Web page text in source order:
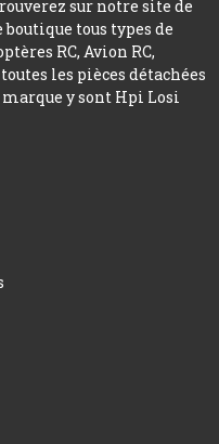
sur notre site de
tous types de
RC, Avion RC,
les pièces détachées
y sont Hpi Losi